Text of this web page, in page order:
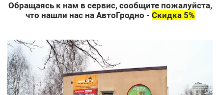
Обращаясь к нам в сервис, сообщите пожалуйста,
что нашли нас на АвтоГродно - Скидка 5%